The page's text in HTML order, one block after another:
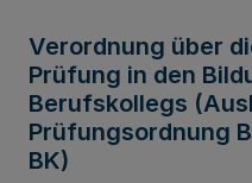
Verordnung über
Prüfung in den
Berufskollegs
Prüfungsordnung
BK)